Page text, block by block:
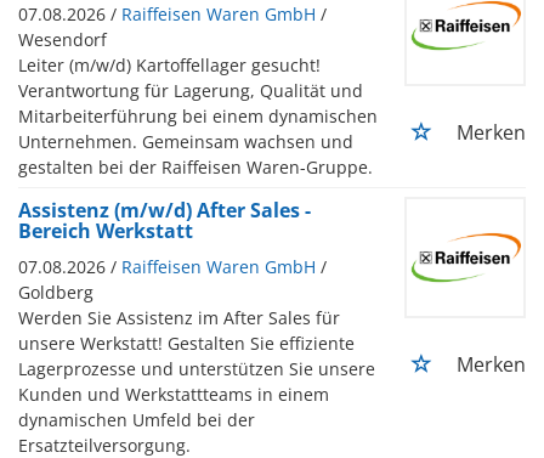
07.08.2026 / Raiffeisen Waren GmbH /
Wesendorf
Leiter (m/w/d) Kartoffellager gesucht!
Verantwortung für Lagerung, Qualität und
Mitarbeiterführung bei einem dynamischen
Unternehmen. Gemeinsam wachsen und
gestalten bei der Raiffeisen Waren-Gruppe.
Merken
Assistenz (m/w/d) After Sales -
Bereich Werkstatt
07.08.2026 / Raiffeisen Waren GmbH /
Goldberg
Werden Sie Assistenz im After Sales für
unsere Werkstatt! Gestalten Sie effiziente
Lagerprozesse und unterstützen Sie unsere
Kunden und Werkstattteams in einem
dynamischen Umfeld bei der
Ersatzteilversorgung.
Merken